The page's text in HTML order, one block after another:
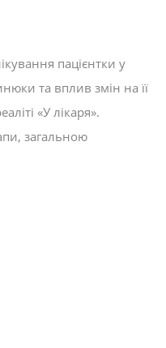
пацієнтки у
та вплив змін на її
«У лікаря».
загальною